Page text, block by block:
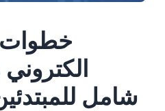
خطوات
شامل